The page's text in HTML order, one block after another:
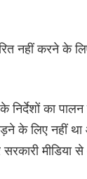
नहीं करने के
का
के लिए नहीं था
मीडिया से